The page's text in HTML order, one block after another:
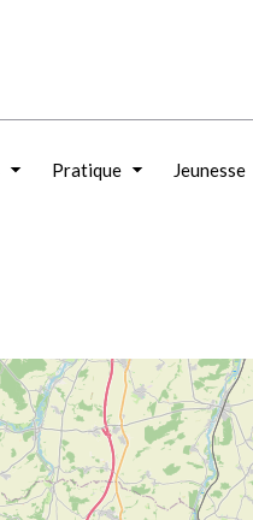
Pratique Jeunesse